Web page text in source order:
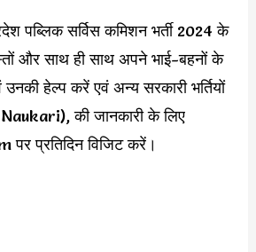
पब्लिक सर्विस कमिशन भर्ती 2024 के
और साथ ही साथ अपने भाई-बहनों के
हेल्प करें एवं अन्य सरकारी भर्तियों
की जानकारी के लिए
प्रतिदिन विजिट करें।